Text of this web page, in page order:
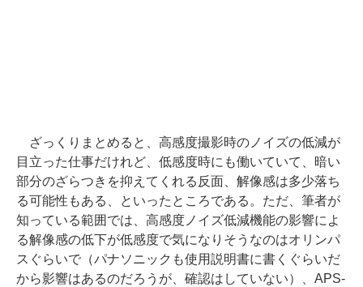
ざっくりまとめると、高感度撮影時のノイズの低減が
目立った仕事だけれど、低感度時にも働いていて、暗い
部分のざらつきを抑えてくれる反面、解像感は多少落ち
る可能性もある、といったところである。ただ、筆者が
知っている範囲では、高感度ノイズ低減機能の影響によ
る解像感の低下が低感度で気になりそうなのはオリンパ
スぐらいで（パナソニックも使用説明書に書くぐらいだ
から影響はあるのだろうが、確認はしていない）、APS-